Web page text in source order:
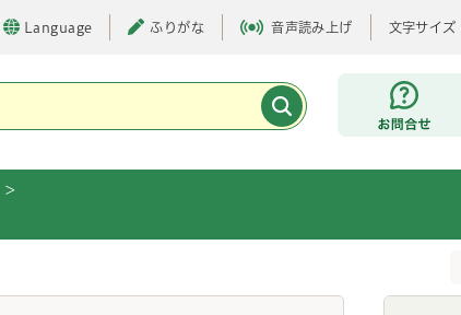
Language ふりがな 音声読み上げ 文字サイズ
お問合せ
>